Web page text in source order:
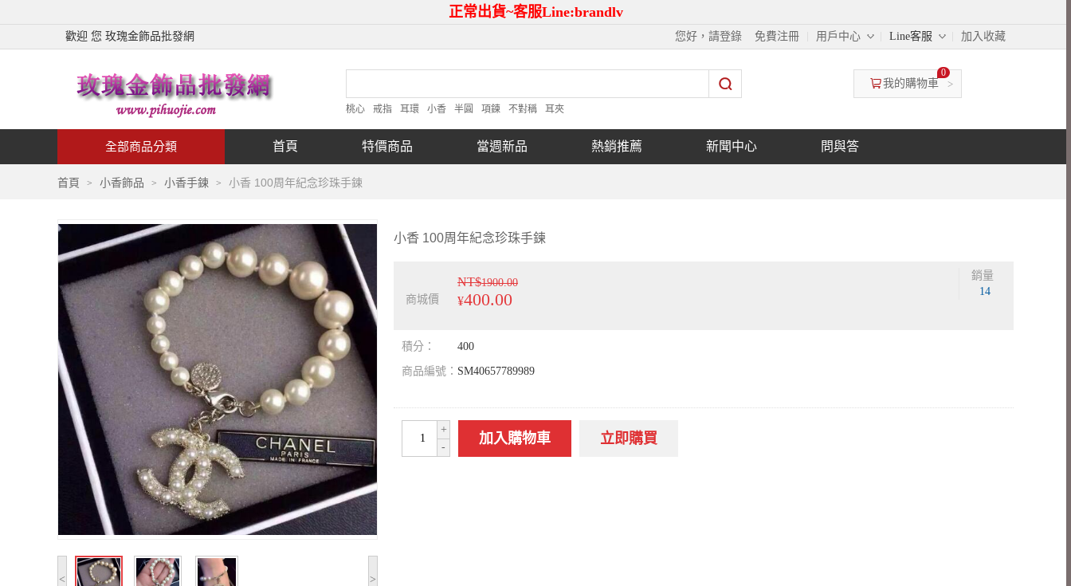
正常出貨~客服Line:brandlv
歡迎 您 玫瑰金飾品批發網 您好，請登錄 免費注冊 ◇
用戶中心 ◇
Line客服 加入收藏
>
0
我的購物車
桃心 戒指 耳環 小香 半圓 項鍊 不對稱 耳夾
全部商品分類 首頁 特價商品 當週新品 熱銷推薦 新聞中心 問與答
首頁 > 小香飾品 > 小香手鍊 > 小香 100周年紀念珍珠手鍊
< >
小香 100周年紀念珍珠手鍊
NT$1900.00
商城價
¥400.00
銷量
14
積分： 400
商品編號： SM40657789989
-
+
加入購物車 立即購買